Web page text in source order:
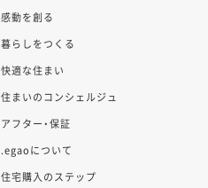
感動を創る
暮らしをつくる
快適な住まい
住まいのコンシェルジュ
アフター・保証
.egaoについて
住宅購入のステップ